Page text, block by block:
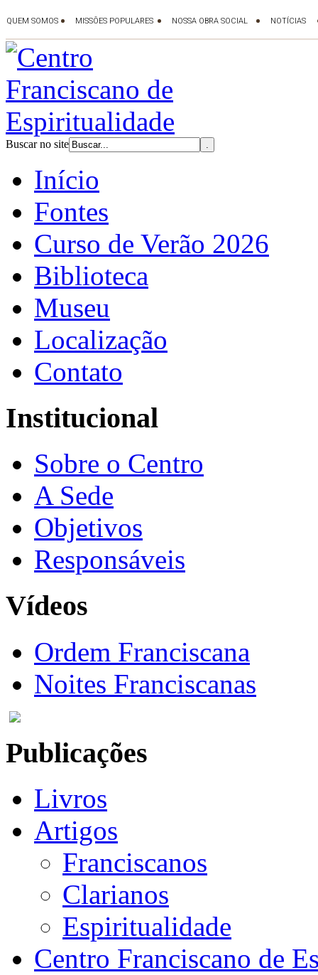
Buscar no site
Início
Fontes
Curso de Verão 2026
Biblioteca
Museu
Localização
Contato
Institucional
Sobre o Centro
A Sede
Objetivos
Responsáveis
Vídeos
Ordem Franciscana
Noites Franciscanas
Publicações
Livros
Artigos
Franciscanos
Clarianos
Espiritualidade
Centro Franciscano de